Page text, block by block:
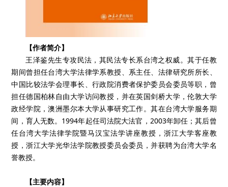
【作者简介】
王泽鉴先生专攻民法，其民法专长系台湾之权威。其于任教
期间曾担任台湾大学法律学系教授、系主任、法律研究所所长、
中国比较法学会理事长、行政院消费者保护委员会委员等职，曾
担任德国柏林自由大学访问教授，并在英国剑桥大学，伦敦大学
政经学院，澳洲墨尔本大学从事研究工作。其在台湾大学服务期
间，育人无数。1994年起任司法院大法官，2003年卸任；其后曾
任台湾大学法律学院暨马汉宝法学讲座教授，浙江大学客座教
授，浙江大学光华法学院教授委员会委员，并获聘为台湾大学名
誉教授。
【主要内容】